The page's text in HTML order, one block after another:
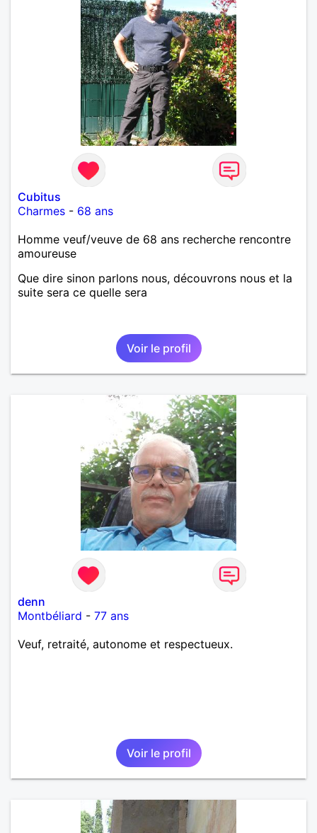
Cubitus
Charmes - 68 ans
Homme veuf/veuve de 68 ans recherche rencontre
amoureuse
Que dire sinon parlons nous, découvrons nous et la
suite sera ce quelle sera
Voir le profil
denn
Montbéliard - 77 ans
Veuf, retraité, autonome et respectueux.
Voir le profil